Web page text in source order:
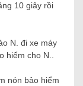
10 giây rồi
N. đi xe máy
hiểm cho N..
nón bảo hiểm